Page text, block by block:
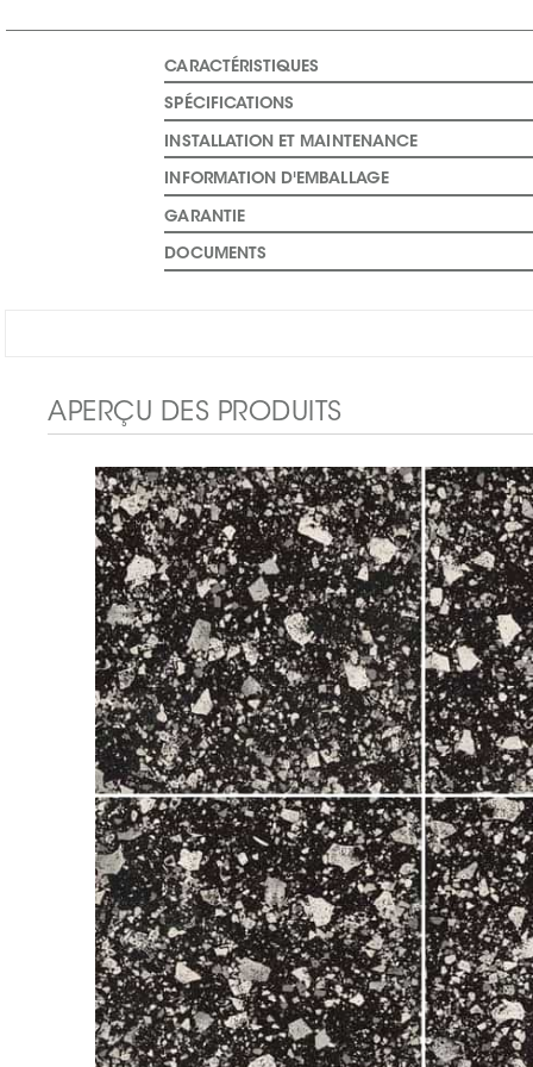
CARACTÉRISTIQUES
SPÉCIFICATIONS
INSTALLATION ET MAINTENANCE
INFORMATION D'EMBALLAGE
GARANTIE
DOCUMENTS
APERÇU DES PRODUITS